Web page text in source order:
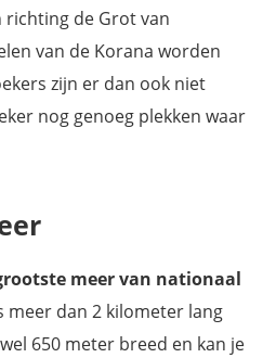
richting de Grot van
van de Korana worden
zijn er dan ook niet
nog genoeg plekken waar
meer van nationaal
meer dan 2 kilometer lang
650 meter breed en kan je